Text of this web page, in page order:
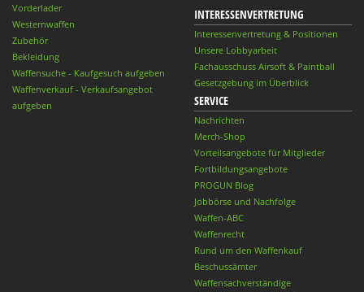
Vorderlader
Westernwaffen
Zubehör
Bekleidung
Waffensuche - Kaufgesuch aufgeben
Waffenverkauf - Verkaufsangebot
aufgeben
INTERESSENVERTRETUNG
Interessenvertretung & Positionen
Unsere Lobbyarbeit
Fachausschuss Airsoft & Paintball
Gesetzgebung im Überblick
SERVICE
Nachrichten
Merch-Shop
Vorteilsangebote für Mitglieder
Fortbildungsangebote
PROGUN Blog
Jobbörse und Nachfolge
Waffen-ABC
Waffenrecht
Rund um den Waffenkauf
Beschussämter
Waffensachverständige